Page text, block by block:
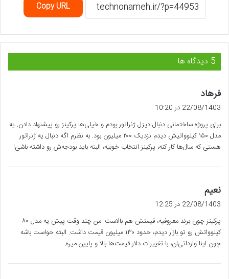
Copy URL
‫5 دیدگاه ها
فرهاد
ف
:
22/08/1403 در 10:20
برای پروژه ساختمانی دنبال دیزل ژنراتور بودم و خیلی‌ها پرکینز رو پیشنهاد دادن. یه
مدل ۱۵۰ کیلوواتیش دیدم نزدیک ۲۰۰ میلیون بود. به نظرم اگه دنبال یه ژنراتور
هستی که سال‌ها کار کنه، پرکینز انتخاب خوبیه، البته باید بودجه‌ش رو داشته باشی!
نعیم
ف
:
22/08/1403 در 12:25
پرکینز چون برند معروفیه، قیمتش هم بالاست. من چند وقت پیش یه مدل ۸۰
کیلوواتش رو تو بازار دیدم، حدود ۱۳۰ میلیون قیمت داشت. البته حواست باشه
چون اینا وارداتی‌ان، با تغییرات دلار قیمت‌ها بالا و پایین میره.